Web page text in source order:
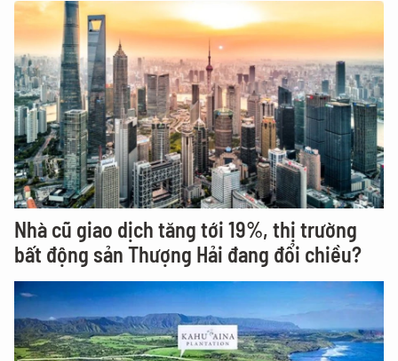
Nhà cũ giao dịch tăng tới 19%, thị trường
bất động sản Thượng Hải đang đổi chiều?